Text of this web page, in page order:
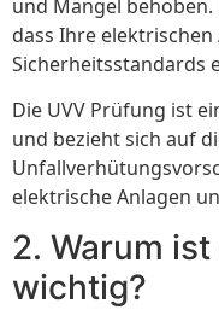
und Mängel
dass Ihre
Sicherheitsstandards
Die UVV Prüfung ist
und bezieht sich auf
elektrische Anlagen
2. Warum
wichtig?